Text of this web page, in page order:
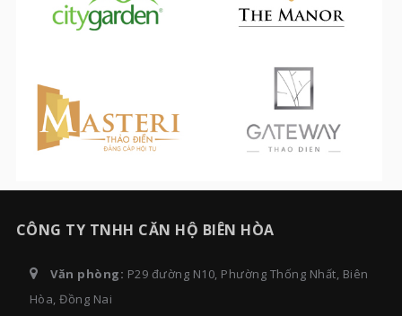
CÔNG TY TNHH CĂN HỘ BIÊN HÒA
Văn phòng: P29 đường N10, Phường Thống Nhất, Biên
Hòa, Đồng Nai